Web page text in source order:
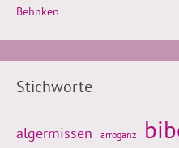
Behnken
Stichworte
algermissen arroganz